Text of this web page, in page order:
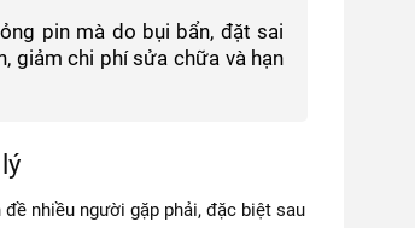
pin mà do bụi bẩn, đặt sai
giảm chi phí sửa chữa và hạn
nhiều người gặp phải, đặc biệt sau